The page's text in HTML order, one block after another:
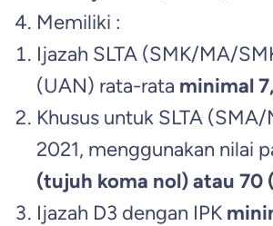
Memiliki :
Ijazah SLTA (SMK/MA/
(UAN) rata-rata minimal
Khusus untuk SLTA
2021, menggunakan nilai
(tujuh koma nol) atau 70
Ijazah D3 dengan IPK